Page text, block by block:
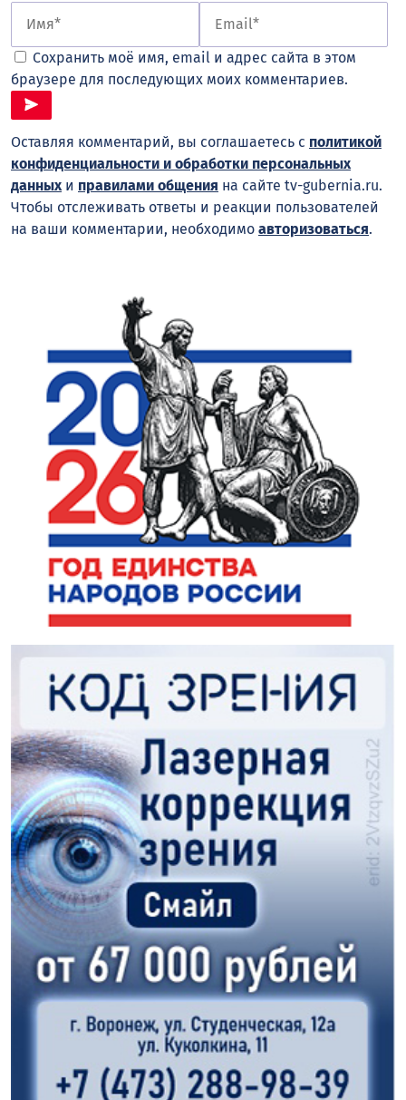
Сохранить моё имя, email и адрес сайта в этом
браузере для последующих моих комментариев.
Оставляя комментарий, вы соглашаетесь с политикой
конфиденциальности и обработки персональных
данных и правилами общения на сайте tv-gubernia.ru.
Чтобы отслеживать ответы и реакции пользователей
на ваши комментарии, необходимо авторизоваться.